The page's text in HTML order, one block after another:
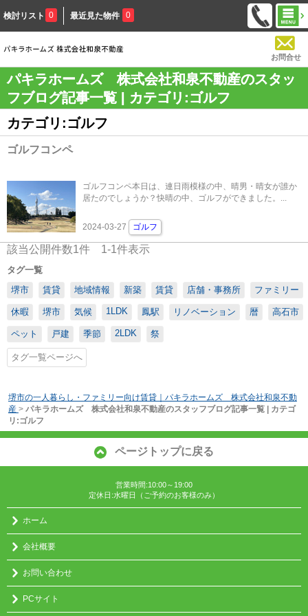
検討リスト 0 最近見た物件 0
お問合せ
パキラホームズ 株式会社和泉不動産のスタッ
フブログ記事一覧 | カテゴリ:ゴルフ
カテゴリ:ゴルフ
ゴルフコンペ
ゴルフコンペ本日は、連日雨模様の中、晴男・晴女が誰か
居たのでしょうか？快晴の中、ゴルフができました。...
2024-03-27 ゴルフ
該当公開件数1件 1-1件表示
タグ一覧
堺市
賃貸 地域情報 新築 賃貸 店舗・事務所 ファミリー
休暇 堺市 気候 1LDK 鳳駅 リノベーション 暦 高石市
ペット 戸建 季節 2LDK 祭
タグ一覧ページへ
堺市の一人暮らし・ファミリー向け賃貸｜パキラホームズ 株式会社和泉不動
産 > パキラホームズ 株式会社和泉不動産のスタッフブログ記事一覧 | カテゴ
リ:ゴルフ
ページトップに戻る
営業時間:10:00～19:00
定休日:水曜日（ご予約のお客様のみ）
ホーム
会社概要
お問い合わせ
PCサイト